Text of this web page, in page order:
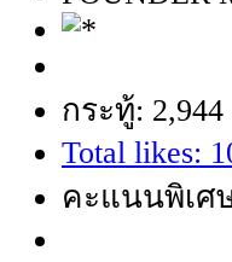
กระทู้: 2,944
Total likes:
คะแนนพิเศษ